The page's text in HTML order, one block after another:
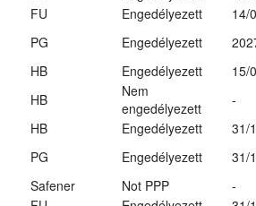
FU Engedélyezett
14/
PG Engedélyezett
HB Engedélyezett
15/
HB
Nem
engedélyezett
-
HB Engedélyezett
31/
PG Engedélyezett
31/
Safener Not PPP
-